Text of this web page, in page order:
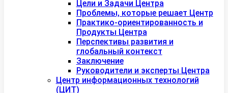
Цели и Задачи Центра
Проблемы, которые решает Центр
Практико-ориентированность и
Продукты Центра
Перспективы развития и
глобальный контекст
Заключение
Руководители и эксперты Центра
Центр информационных технологий
(ЦИТ)